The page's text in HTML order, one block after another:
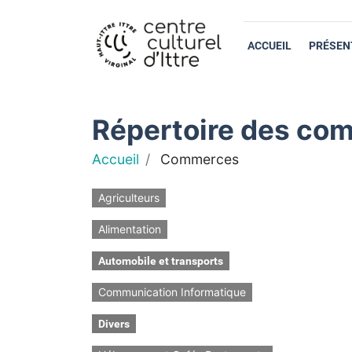
ACCUEIL
Répertoire des
Accueil Commerces
Agriculteurs
Alimentation
Automobile et transports
Communication Informatique
Divers